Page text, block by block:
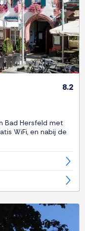
8.2
Bad Hersfeld met
WiFi, en nabij de